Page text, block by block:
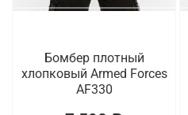
Бомбер плотный
хлопковый Armed Forces
AF330